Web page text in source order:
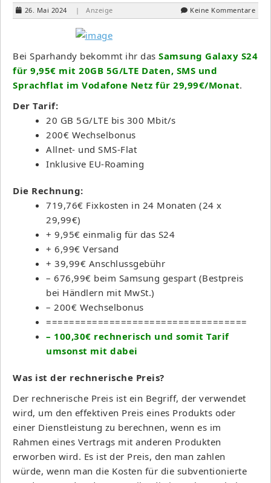
26. Mai 2024 | Anzeige Keine Kommentare
Bei Sparhandy bekommt ihr das Samsung Galaxy S24
für 9,95€ mit 20GB 5G/LTE Daten, SMS und
Sprachflat im Vodafone Netz für 29,99€/Monat.
Der Tarif:
20 GB 5G/LTE bis 300 Mbit/s
200€ Wechselbonus
Allnet- und SMS-Flat
Inklusive EU-Roaming
Die Rechnung:
719,76€ Fixkosten in 24 Monaten (24 x
29,99€)
+ 9,95€ einmalig für das S24
+ 6,99€ Versand
+ 39,99€ Anschlussgebühr
– 676,99€ beim Samsung gespart (Bestpreis
bei Händlern mit MwSt.)
– 200€ Wechselbonus
===================================
– 100,30€ rechnerisch und somit Tarif
umsonst mit dabei
Was ist der rechnerische Preis?
Der rechnerische Preis ist ein Begriff, der verwendet
wird, um den effektiven Preis eines Produkts oder
einer Dienstleistung zu berechnen, wenn es im
Rahmen eines Vertrags mit anderen Produkten
erworben wird. Es ist der Preis, den man zahlen
würde, wenn man die Kosten für die subventionierte